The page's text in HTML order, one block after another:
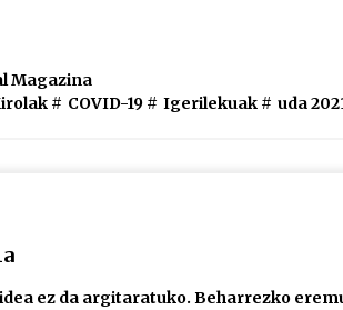
Magazina
# COVID-19 # Igerilekuak # uda
ez da argitaratuko. Beharrezko